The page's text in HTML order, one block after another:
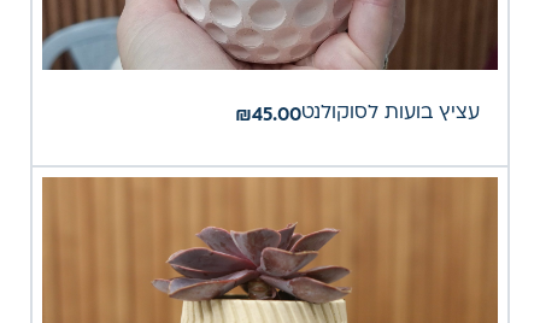
עציץ בועות לסוקולנט ₪45.00